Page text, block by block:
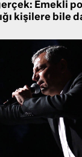
Emekli
kişilere bile